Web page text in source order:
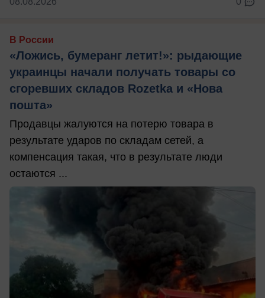
В России
«Ложись, бумеранг летит!»: рыдающие
украинцы начали получать товары со
сгоревших складов Rozetka и «Нова
пошта»
Продавцы жалуются на потерю товара в
результате ударов по складам сетей, а
компенсация такая, что в результате люди
остаются ...